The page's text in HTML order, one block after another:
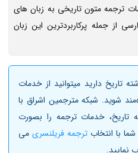
ترجمه متون تاریخی به زبان های
از جمله پرکاربردترین این زبان
تاریخ دارید میتوانید از خدمات
شوید. شبکه مترجمین اشراق با
خدمات ترجمه را بصورت
با انتخاب ترجمه فریلنسریمی
نمایید.